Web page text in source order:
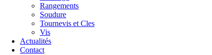
Rangements
Soudure
Tournevis et Cles
Vis
Actualités
Contact